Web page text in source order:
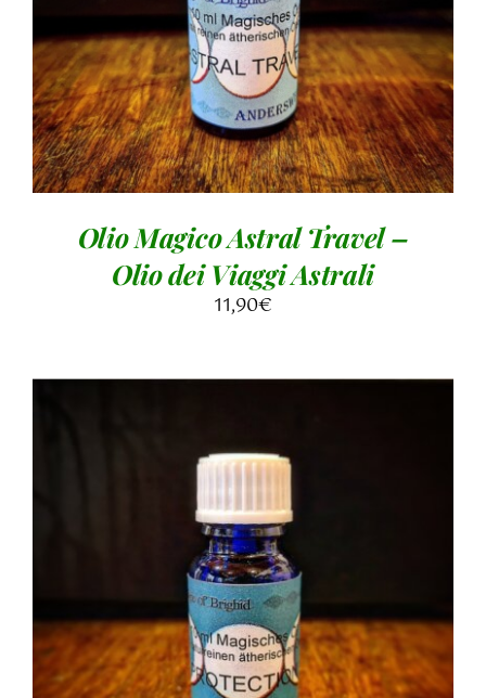
Olio Magico Astral Travel –
Olio dei Viaggi Astrali
11,90€
AGGIUNGI AL CARRELLO /